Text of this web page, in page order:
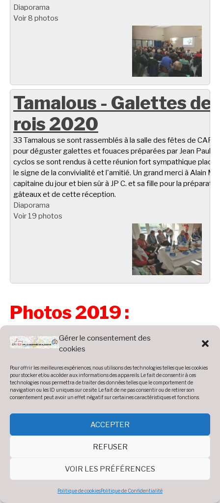
Gérer le consentement des
cookies
Pour offrir les meilleures expériences, nous utilisons des technologies telles que les cookies
pour stocker et/ou accéder aux informations des appareils. Le fait de consentir à ces
technologies nous permettra de traiter des données telles que le comportement de
navigation ou les ID uniques sur ce site. Le fait de ne pas consentir ou de retirer son
consentement peut avoir un effet négatif sur certaines caractéristiques et fonctions.
ACCEPTER
REFUSER
VOIR LES PRÉFÉRENCES
Politique de cookiesPolitique de Confidentialité
Diaporama
Voir 8 photos
Tamalous - Galettes
rois 2020
33 Tamalous se sont rassemblés à la salle des fêtes de
pour déguster galettes et fouaces préparées par Jean Paul C.
cyclos se sont rendus à cette réunion fort sympathique
le signe de la convivialité et l'amitié. Un grand merci à Alain M.
capitaine du jour et bien sûr à JP C. et sa fille pour la
gâteaux et de cette réception.
Diaporama
Voir 19 photos
Photos 2019 :
Accueil»Photos»Année 2019
J5_Calobra 10.jpg
J5_Calobra 9.jpg
J5_Calobra 8.jpg